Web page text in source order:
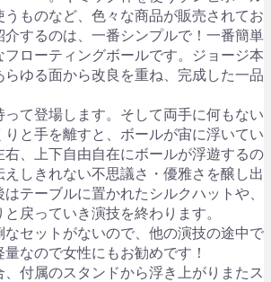
ものなど、色々な商品が販売されてお
介するのは、一番シンプルで！一番簡単
ローティングボールです。ジョージ本
ゆる面から改良を重ね、完成した一品
て登場します。そして両手に何もない
りと手を離すと、ボールが宙に浮いてい
右、上下自由自在にボールが浮遊するの
しきれない不思議さ・優雅さを醸し出
テーブルに置かれたシルクハットや、
戻っていき演技を終わります。
セットがないので、他の演技の途中で
なので女性にもお勧めです！
付属のスタンドから浮き上がりまたス